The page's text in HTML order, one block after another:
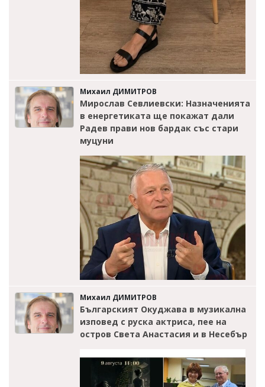
Михаил ДИМИТРОВ
Мирослав Севлиевски: Назначенията
в енергетиката ще покажат дали
Радев прави нов бардак със стари
муцуни
Михаил ДИМИТРОВ
Българският Окуджава в музикална
изповед с руска актриса, пее на
остров Света Анастасия и в Несебър